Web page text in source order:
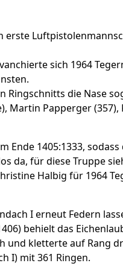
sich 1964
Ringschnitts die Nase
Papperger
Ende 1405:1333,
da, für diese Truppe
Halbig für 1964
I erneut Federn
behielt das
kletterte auf Rang
I) mit 361 Ringen.